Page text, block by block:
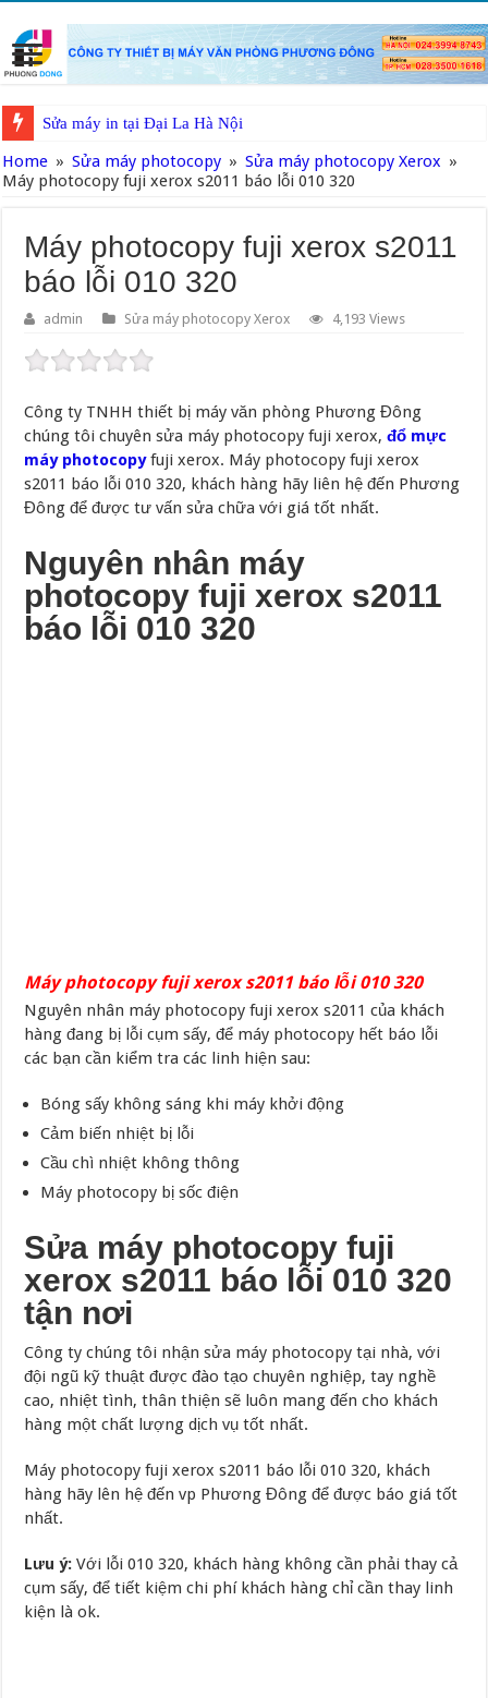
Sửa máy in tại Đại La Hà Nội
Địa chỉ đổ mực máy in đường Trường Chinh
Sửa máy in tại Chùa Láng
Đổ mực máy in tại đường Tây Sơn Hà Nội
Địa chỉ đổ mực máy in tại Thái Hà Hà Nội
Đổ mực máy in tại Trung Văn Hà Nội
Đổ Mực Máy In Tại The Manor Central Park
Nguyên nhân máy in hay bị kẹt giấy
Home » Sửa máy photocopy » Sửa máy photocopy Xerox »
Máy photocopy fuji xerox s2011 báo lỗi 010 320
Máy photocopy fuji xerox s2011
báo lỗi 010 320
admin Sửa máy photocopy Xerox 4,193 Views
Công ty TNHH thiết bị máy văn phòng Phương Đông
chúng tôi chuyên sửa máy photocopy fuji xerox,đổ mực
máy photocopyfuji xerox. Máy photocopy fuji xerox
s2011 báo lỗi 010 320, khách hàng hãy liên hệ đến Phương
Đông để được tư vấn sửa chữa với giá tốt nhất.
Nguyên nhân máy
photocopy fuji xerox s2011
báo lỗi 010 320
Máy photocopy fuji xerox s2011 báo lỗi 010 320
Nguyên nhân máy photocopy fuji xerox s2011 của khách
hàng đang bị lỗi cụm sấy, để máy photocopy hết báo lỗi
các bạn cần kiểm tra các linh hiện sau:
Bóng sấy không sáng khi máy khởi động
Cảm biến nhiệt bị lỗi
Cầu chì nhiệt không thông
Máy photocopy bị sốc điện
Sửa máy photocopy fuji
xerox s2011 báo lỗi 010 320
tận nơi
Công ty chúng tôi nhận sửa máy photocopy tại nhà, với
đội ngũ kỹ thuật được đào tạo chuyên nghiệp, tay nghề
cao, nhiệt tình, thân thiện sẽ luôn mang đến cho khách
hàng một chất lượng dịch vụ tốt nhất.
Máy photocopy fuji xerox s2011 báo lỗi 010 320, khách
hàng hãy lên hệ đến vp Phương Đông để được báo giá tốt
nhất.
Lưu ý: Với lỗi 010 320, khách hàng không cần phải thay cả
cụm sấy, để tiết kiệm chi phí khách hàng chỉ cần thay linh
kiện là ok.